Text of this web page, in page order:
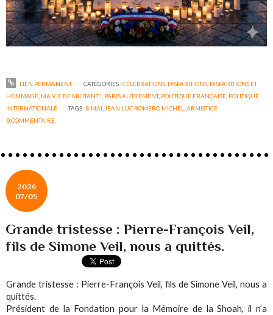
LIEN PERMANENT CATÉGORIES :CÉLÉBRATIONS, DISPARITIONS, DISPARITIONS ET
HOMMAGE MA VIE DE MILITANT ! PARIS AUTREMENT, POLITIQUE FRANÇAISE POLITIQUE
INTERNATIONALE
TAGS :8 MAI JEAN LUC ROMERO MICHEL ,ARMISTICE
0COMMENTAIRE
2026
07/05
Grande tristesse : Pierre-François Veil,
fils de Simone Veil, nous a quittés.
Grande tristesse : Pierre-François Veil, fils de Simone Veil, nous a
quittés.
Président de la Fondation pour la Mémoire de la Shoah, il n’a